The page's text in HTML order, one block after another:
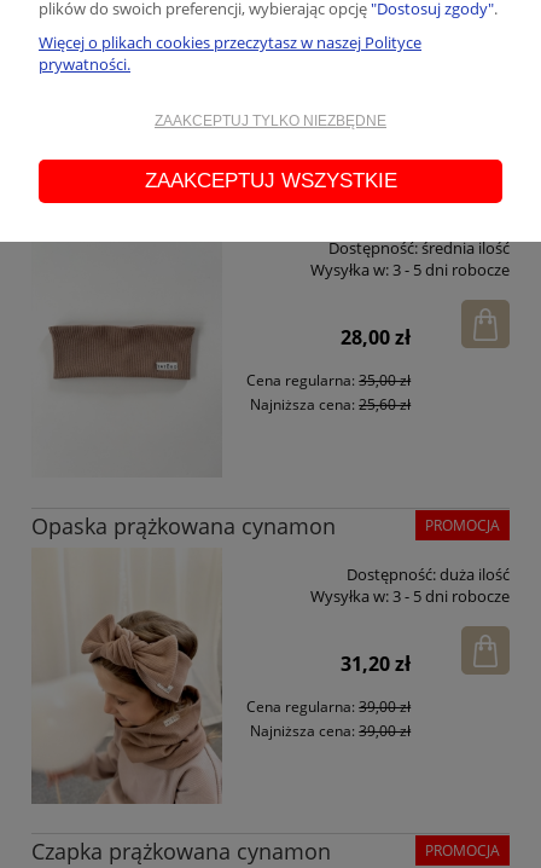
46,75 zł
Cena regularna:55,00 zł
Opaska basic prążkowana cynamon
Dostępność:średnia ilość
Wysyłka w:3 - 5 dni robocze
28,00 zł
Cena regularna:35,00 zł
Najniższa cena:25,60 zł
PROMOCJA
Opaska prążkowana cynamon
Dostępność:duża ilość
Wysyłka w:3 - 5 dni robocze
31,20 zł
Cena regularna:39,00 zł
Najniższa cena:39,00 zł
PROMOCJA
Czapka prążkowana cynamon PROMOCJA
plików do swoich preferencji, wybierając opcję"Dostosuj zgody".
Więcej o plikach cookies przeczytasz w naszej Polityce
prywatności.
ZAAKCEPTUJ TYLKO NIEZBĘDNE
ZAAKCEPTUJ WSZYSTKIE